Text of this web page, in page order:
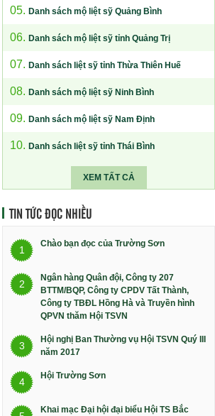
05. Danh sách mộ liệt sỹ Quảng Bình
06. Danh sách mộ liệt sỹ tỉnh Quảng Trị
07. Danh sách liệt sỹ tỉnh Thừa Thiên Huế
08. Danh sách mộ liệt sỹ Ninh Bình
09. Danh sách mộ liệt sỹ Nam Định
10. Danh sách liệt sỹ tỉnh Thái Bình
XEM TẤT CẢ
TIN TỨC ĐỌC NHIỀU
1
Chào bạn đọc của Trường Sơn
2
Ngân hàng Quân đội, Công ty 207
BTTM/BQP, Công ty CPDV Tất Thành,
Công ty TBĐL Hồng Hà và Truyền hình
QPVN thăm Hội TSVN
3
Hội nghị Ban Thường vụ Hội TSVN Quý III
năm 2017
4
Hội Trường Sơn
Khai mạc Đại hội đại biểu Hội TS Bắc